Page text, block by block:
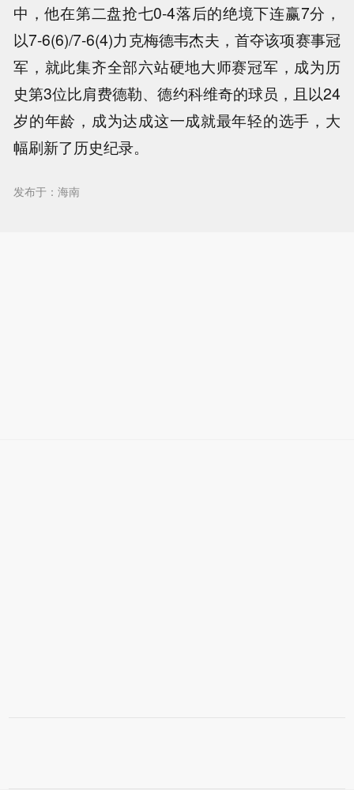
中，他在第二盘抢七0-4落后的绝境下连赢7分，
以7-6(6)/7-6(4)力克梅德韦杰夫，首夺该项赛事冠
军，就此集齐全部六站硬地大师赛冠军，成为历
史第3位比肩费德勒、德约科维奇的球员，且以24
岁的年龄，成为达成这一成就最年轻的选手，大
幅刷新了历史纪录。
发布于：海南